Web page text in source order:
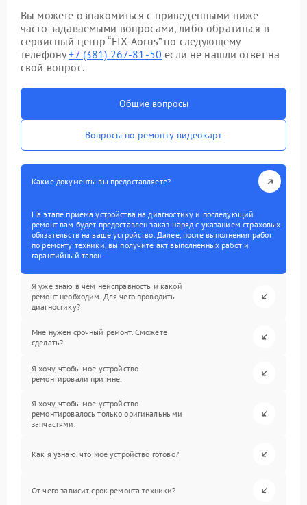
Вы можете ознакомиться с приведенными ниже
часто задаваемыми вопросами, либо обратиться в
сервисный центр “FIX-Aorus” по следующему
телефону+7 (381) 267-81-50 если не нашли ответ на
свой вопрос.
Общие вопросы
Вопросы по ремонту видеокарт
Какие документы вы предоставляете?
На этапе приема устройства на диагностику и последующий
ремонт вам будет предоставлен заказ-наряд с указанием страховых
обязательств на ваше устройство. Далее, после выполнения работ
по ремонту техники, вы получите акт выполненных работ и
гарантийный талон.
Я уже знаю в чем неисправность и какой
ремонт необходим. Для чего проводить
диагностику?
Мне нужен срочный ремонт. Сможете
сделать?
Я хочу, чтобы мое устройство
ремонтировали при мне.
Я хочу, чтобы мое устройство
ремонтировалось только оригинальными
запчастями.
Как я узнаю, что мое устройство готово?
От чего зависит срок ремонта техники?